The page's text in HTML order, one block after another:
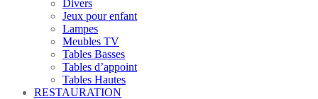
Divers
Jeux pour enfant
Lampes
Meubles TV
Tables Basses
Tables d’appoint
Tables Hautes
RESTAURATION